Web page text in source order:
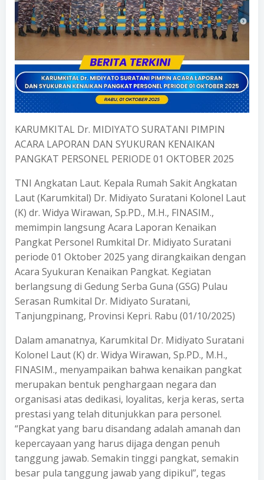
KARUMKITAL Dr. MIDIYATO SURATANI PIMPIN
ACARA LAPORAN DAN SYUKURAN KENAIKAN
PANGKAT PERSONEL PERIODE 01 OKTOBER 2025
TNI Angkatan Laut. Kepala Rumah Sakit Angkatan
Laut (Karumkital) Dr. Midiyato Suratani Kolonel Laut
(K) dr. Widya Wirawan, Sp.PD., M.H., FINASIM.,
memimpin langsung Acara Laporan Kenaikan
Pangkat Personel Rumkital Dr. Midiyato Suratani
periode 01 Oktober 2025 yang dirangkaikan dengan
Acara Syukuran Kenaikan Pangkat. Kegiatan
berlangsung di Gedung Serba Guna (GSG) Pulau
Serasan Rumkital Dr. Midiyato Suratani,
Tanjungpinang, Provinsi Kepri. Rabu (01/10/2025)
Dalam amanatnya, Karumkital Dr. Midiyato Suratani
Kolonel Laut (K) dr. Widya Wirawan, Sp.PD., M.H.,
FINASIM., menyampaikan bahwa kenaikan pangkat
merupakan bentuk penghargaan negara dan
organisasi atas dedikasi, loyalitas, kerja keras, serta
prestasi yang telah ditunjukkan para personel.
“Pangkat yang baru disandang adalah amanah dan
kepercayaan yang harus dijaga dengan penuh
tanggung jawab. Semakin tinggi pangkat, semakin
besar pula tanggung jawab yang dipikul”, tegas